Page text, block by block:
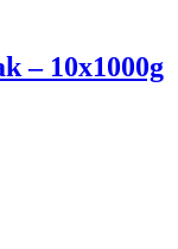
– 10x1000g